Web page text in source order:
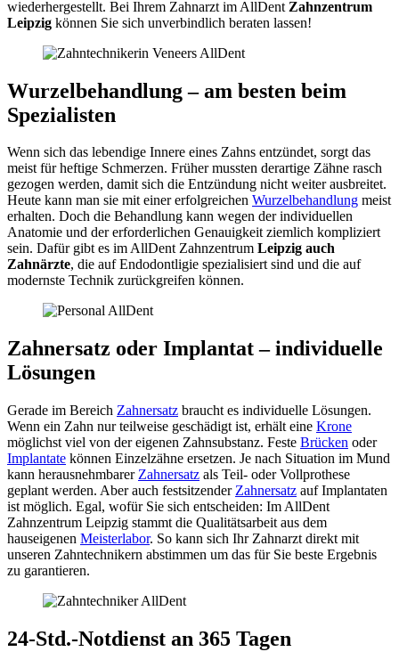
wiederhergestellt. Bei Ihrem Zahnarzt im AllDent Zahnzentrum
Leipzig können Sie sich unverbindlich beraten lassen!
Wurzelbehandlung – am besten beim
Spezialisten
Wenn sich das lebendige Innere eines Zahns entzündet, sorgt das
meist für heftige Schmerzen. Früher mussten derartige Zähne rasch
gezogen werden, damit sich die Entzündung nicht weiter ausbreitet.
Heute kann man sie mit einer erfolgreichen Wurzelbehandlung meist
erhalten. Doch die Behandlung kann wegen der individuellen
Anatomie und der erforderlichen Genauigkeit ziemlich kompliziert
sein. Dafür gibt es im AllDent Zahnzentrum Leipzig auch
Zahnärzte, die auf Endodontligie spezialisiert sind und die auf
modernste Technik zurückgreifen können.
Zahnersatz oder Implantat – individuelle
Lösungen
Gerade im Bereich Zahnersatz braucht es individuelle Lösungen.
Wenn ein Zahn nur teilweise geschädigt ist, erhält eine Krone
möglichst viel von der eigenen Zahnsubstanz. Feste Brücken oder
Implantate können Einzelzähne ersetzen. Je nach Situation im Mund
kann herausnehmbarer Zahnersatz als Teil- oder Vollprothese
geplant werden. Aber auch festsitzender Zahnersatz auf Implantaten
ist möglich. Egal, wofür Sie sich entscheiden: Im AllDent
Zahnzentrum Leipzig stammt die Qualitätsarbeit aus dem
hauseigenen Meisterlabor. So kann sich Ihr Zahnarzt direkt mit
unseren Zahntechnikern abstimmen um das für Sie beste Ergebnis
zu garantieren.
24-Std.-Notdienst an 365 Tagen